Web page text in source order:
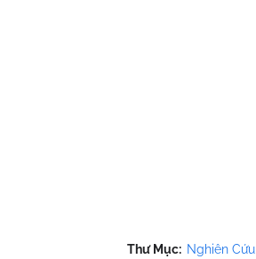
Quy
Tết
Thư Mục: Nghiên